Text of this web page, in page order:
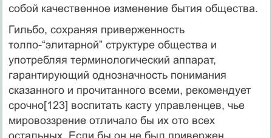
собой качественное изменение бытия общества.
Гильбо, сохраняя приверженность
толпо-“элитарной” структуре общества и
употребляя терминологический аппарат,
гарантирующий однозначность понимания
сказанного и прочитанного всеми, рекомендует
срочно[123] воспитать касту управленцев, чье
мировоззрение отличало бы их ото всех
остальных. Если бы он не был привержен